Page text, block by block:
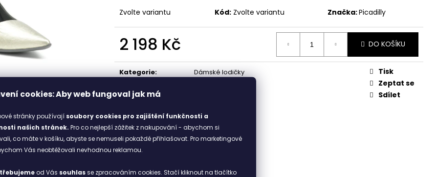
cookies: Aby web fungoval jak má
stránky používají soubory cookies pro zajištění funkčnosti a
našich stránek. Pro co nejlepší zážitek z nakupování - abychom si
co máte v košíku, abyste se nemuseli pokaždé přihlašovat. Pro marketingové
Vás neobtěžovali nevhodnou reklamou.
od Vás souhlasse zpracováním cookies. Stačí kliknout na tlačítko
Zvolte variantu Kód: Zvolte variantu Značka:Picadilly
2 198 Kč
cena:
DO KOŠÍKU
Kategorie:
Dámské lodičky
černá:
Tisk
Zeptat se
Sdílet
PRIMIGI 2418511
898 Kč
RIEKER 44760-35